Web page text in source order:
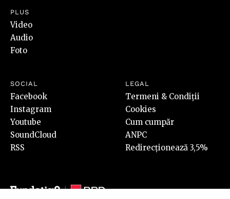
PLUS
Video
Audio
Foto
SOCIAL
Facebook
Instagram
Youtube
SoundCloud
RSS
LEGAL
Termeni & Condiții
Cookies
Cum cumpăr
ANPC
Redirecționează 3,5%